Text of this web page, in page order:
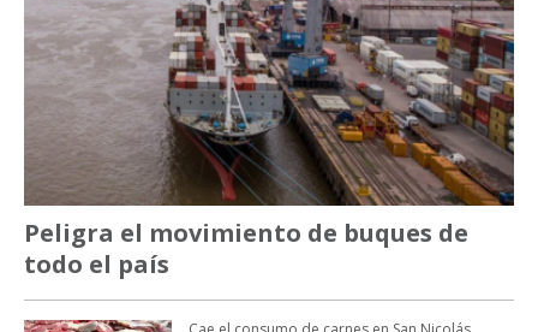
Peligra el movimiento de buques de
todo el país